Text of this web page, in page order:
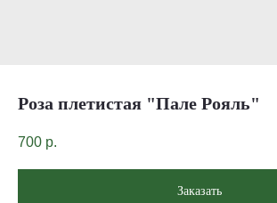
Роза плетистая "Пале Рояль"
700 р.
Заказать